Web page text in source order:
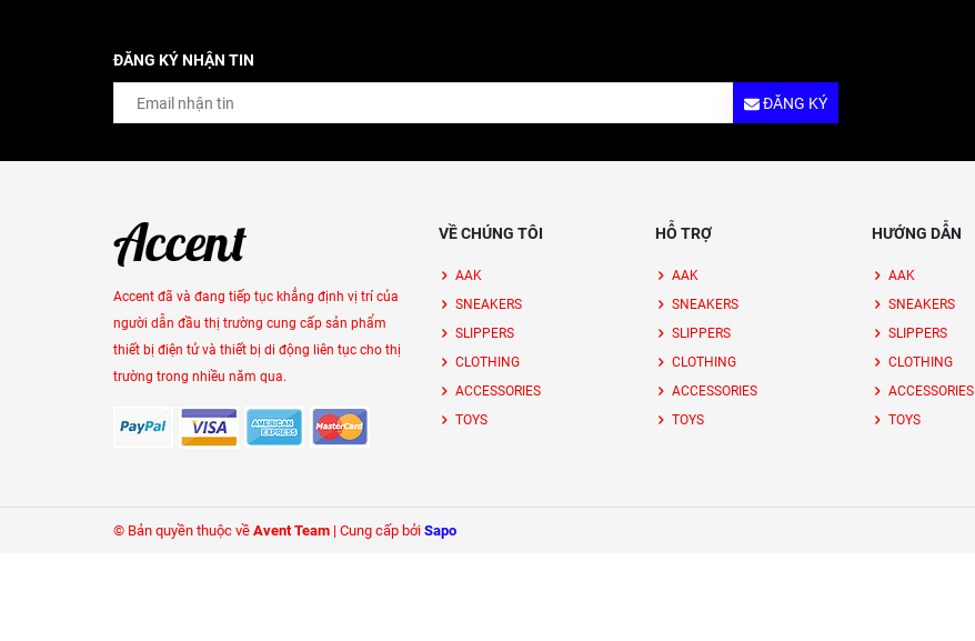
ĐĂNG KÝ NHẬN TIN
ĐĂNG KÝ
Accent đã và đang tiếp tục khẳng định vị trí của
người dẫn đầu thị trường cung cấp sản phẩm
thiết bị điện tử và thiết bị di động liên tục cho thị
trường trong nhiều năm qua.
VỀ CHÚNG TÔI
AAK
SNEAKERS
SLIPPERS
CLOTHING
ACCESSORIES
TOYS
HỖ TRỢ
AAK
SNEAKERS
SLIPPERS
CLOTHING
ACCESSORIES
TOYS
HƯỚNG DẪN
AAK
SNEAKERS
SLIPPERS
CLOTHING
ACCESSORIES
TOYS
© Bản quyền thuộc về Avent Team | Cung cấp bởi Sapo